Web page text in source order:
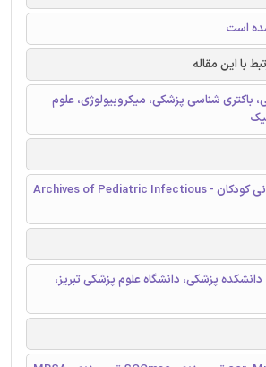
است
با این مقاله
شناسی پزشکی، میکروبیولوژی، علوم
بایگانی بیماریهای عفونی کودکان - Archives of Pediatric Infectious
پزشکی، دانشگاه علوم پزشکی تبریز،